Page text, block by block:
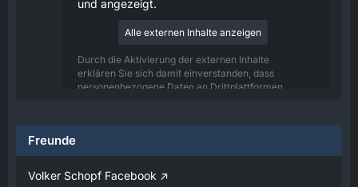
und angezeigt.
Alle externen Inhalte anzeigen
Durch die Aktivierung der externen Inhalte
erklären Sie sich damit einverstanden, dass
personenbezogene Daten an Drittplattformen
Verfügung gestellt.
08:25
Freunde
Volker Schopf Facebook